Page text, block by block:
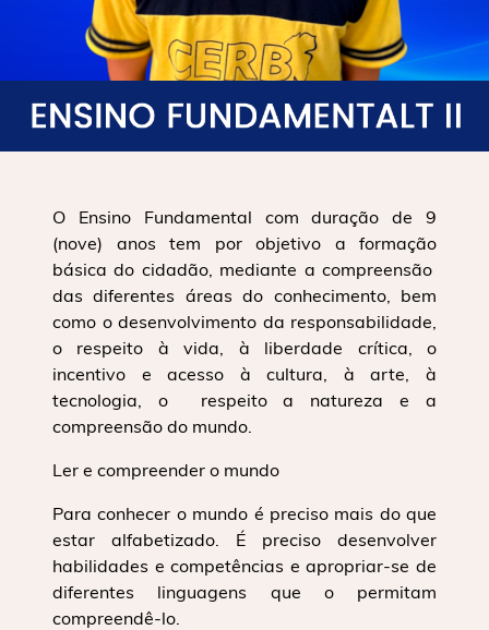
O Ensino Fundamental com duração de 9
(nove) anos tem por objetivo a formação
básica do cidadão, mediante a compreensão
das diferentes áreas do conhecimento, bem
como o desenvolvimento da responsabilidade,
o respeito à vida, à liberdade crítica, o
incentivo e acesso à cultura, à arte, à
tecnologia, o respeito a natureza e a
compreensão do mundo.
Ler e compreender o mundo
Para conhecer o mundo é preciso mais do que
estar alfabetizado. É preciso desenvolver
habilidades e competências e apropriar-se de
diferentes linguagens que o permitam
compreendê-lo.